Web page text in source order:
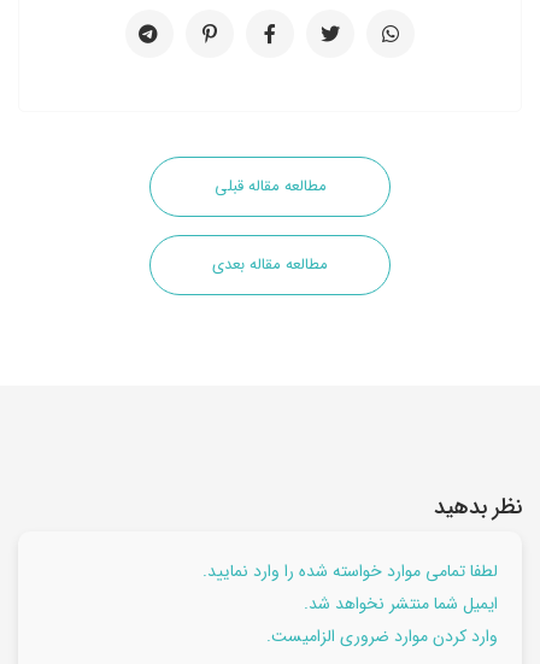
مطالعه مقاله قبلی
مطالعه مقاله بعدی
نظر بدهید
لطفا تمامی موارد خواسته شده را وارد نمایید.
ایمیل شما منتشر نخواهد شد.
وارد کردن موارد ضروری الزامیست.